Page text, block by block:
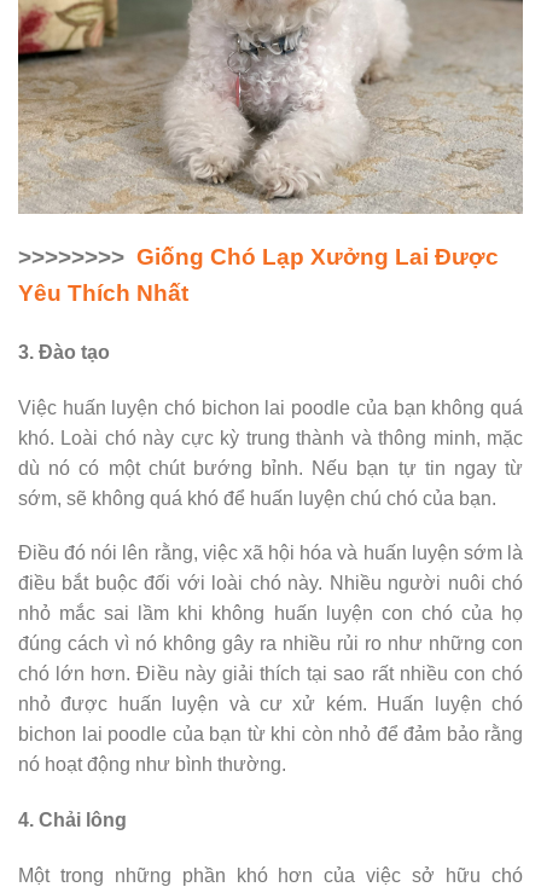
>>>>>>>> Giống Chó Lạp Xưởng Lai Được
Yêu Thích Nhất
3. Đào tạo
Việc huấn luyện chó bichon lai poodle của bạn không quá
khó. Loài chó này cực kỳ trung thành và thông minh, mặc
dù nó có một chút bướng bỉnh. Nếu bạn tự tin ngay từ
sớm, sẽ không quá khó để huấn luyện chú chó của bạn.
Điều đó nói lên rằng, việc xã hội hóa và huấn luyện sớm là
điều bắt buộc đối với loài chó này. Nhiều người nuôi chó
nhỏ mắc sai lầm khi không huấn luyện con chó của họ
đúng cách vì nó không gây ra nhiều rủi ro như những con
chó lớn hơn. Điều này giải thích tại sao rất nhiều con chó
nhỏ được huấn luyện và cư xử kém. Huấn luyện chó
bichon lai poodle của bạn từ khi còn nhỏ để đảm bảo rằng
nó hoạt động như bình thường.
4. Chải lông
Một trong những phần khó hơn của việc sở hữu chó